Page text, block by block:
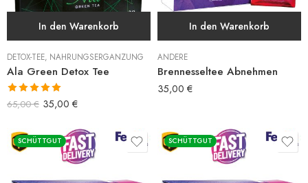
In den Warenkorb
DETOX-TEE, NAHRUNGSERGÄNZUNG
Ala Green Detox Tee
Bewertet mit
65,00€ 35,00 €
In den Warenkorb
ANDERE
Brennesseltee Abnehmen
35,00 €
SCHÜTTGUT SCHÜTTGUT